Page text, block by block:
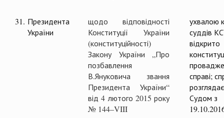
31. Президента
України
щодо відповідності
Конституції України
(конституційності)
Закону України „Про
позбавлення
В.Януковича звання
Президента України“
від 4 лютого 2015 року
№ 144–VIII
ухвалою
суддів
відкрито
справі;
Судом з